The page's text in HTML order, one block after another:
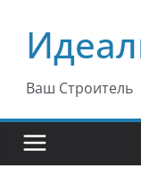
содержимому
Ваш Строитель